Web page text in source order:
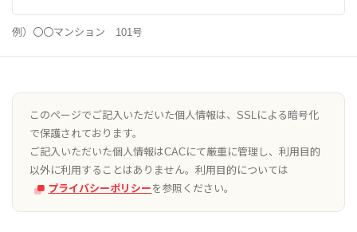
例）〇〇マンション 101号
このページでご記入いただいた個人情報は、SSLによる暗号化
で保護されております。
ご記入いただいた個人情報はCACにて厳重に管理し、利用目的
以外に利用することはありません。利用目的については
プライバシーポリシー を参照ください。